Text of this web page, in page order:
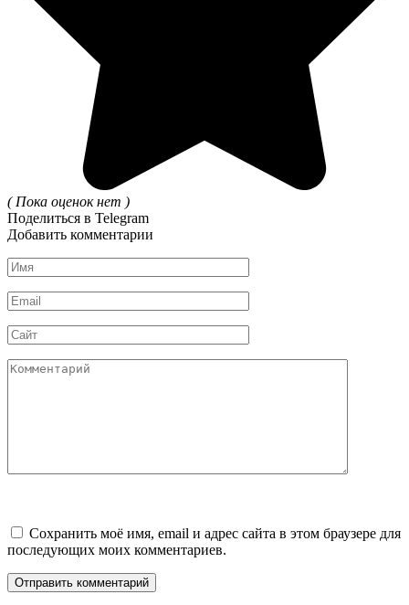
( Пока оценок нет )
Поделиться в Telegram
Добавить комментарии
Имя
*
Email
*
Сайт
Комментарий
Сохранить моё имя, email и адрес сайта в этом браузере для
последующих моих комментариев.